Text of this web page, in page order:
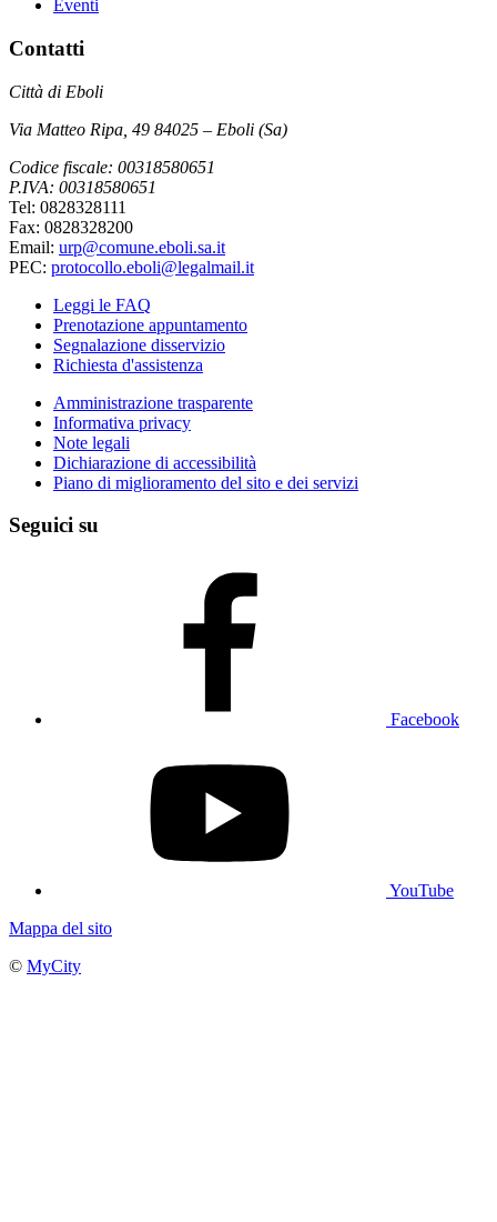
Eventi
Contatti
Città di Eboli
Via Matteo Ripa, 49 84025 – Eboli (Sa)
Codice fiscale: 00318580651
P.IVA: 00318580651
Tel: 0828328111
Fax: 0828328200
Email: urp@comune.eboli.sa.it
PEC: protocollo.eboli@legalmail.it
Leggi le FAQ
Prenotazione appuntamento
Segnalazione disservizio
Richiesta d'assistenza
Amministrazione trasparente
Informativa privacy
Note legali
Dichiarazione di accessibilità
Piano di miglioramento del sito e dei servizi
Seguici su
Facebook
YouTube
Mappa del sito
© MyCity